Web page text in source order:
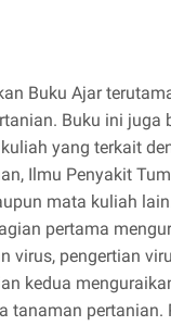
Buku Ajar
Buku ini juga
yang terkait
Ilmu Penyakit
mata kuliah
pertama
virus, pengertian
kedua
tanaman pertanian.